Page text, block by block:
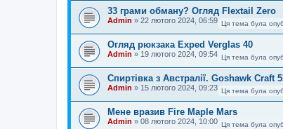
33 грами обману? Огляд Flextail Zero
Admin » 22 лютого 2024, 06:59 Ця тема була
Огляд рюкзака Exped Verglas 40
Admin » 19 лютого 2024, 09:54 Ця тема була
Спиртівка з Австралії. Goshawk Craft
Admin » 15 лютого 2024, 09:23 Ця тема була
Мене вразив Fire Maple Mars
Admin » 08 лютого 2024, 10:00 Ця тема була